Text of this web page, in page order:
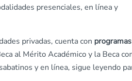
presenciales, en línea y
privadas, cuenta con
al Mérito Académico y la Beca
y en línea, sigue leyendo